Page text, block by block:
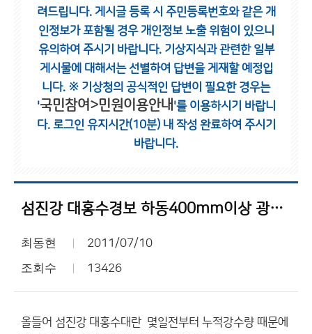
려드립니다. 게시글 등록 시 주민등록번호와 같은 개
인정보가 포함될 경우 개인정보 노출 위험이 있으니
유의하여 주시기 바랍니다. 기상지식과 관련한 일부
게시물에 대해서는 선별하여 답변을 게재할 예정입
니다. ※ 기상청의 공식적인 답변이 필요한 경우는
'국민참여>민원이용안내 '를 이용하시기 바랍니
다. 로그인 유지시간(10분) 내 작성 완료하여 주시기
바랍니다.
섬진강 대홍수경보 하동400mm이상 광양시430mm이상
최동현 2011/07/10
조회수 13426
올들어 섬진강 대홍수대란 몇일전부터 누적강수량 때문에